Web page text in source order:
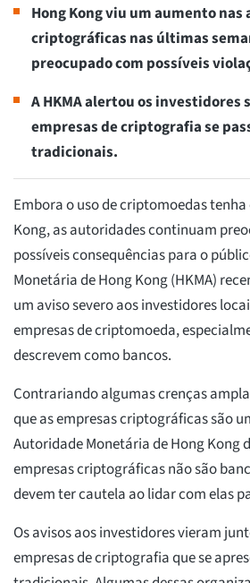
Hong Kong viu um aumento
criptográficas nas últimas
preocupado com possíveis
A HKMA alertou os investidores
empresas de criptografia se
tradicionais.
Embora o uso de criptomoedas
Kong, as autoridades continuam
possíveis consequências para o
Monetária de Hong Kong (HKMA)
um aviso severo aos investidores
empresas de criptomoeda,
descrevem como bancos.
Contrariando algumas crenças
que as empresas criptográficas são
Autoridade Monetária de Hong Kong
empresas criptográficas não são
devem ter cautela ao lidar com elas
Os avisos aos investidores vieram
empresas de criptografia que se